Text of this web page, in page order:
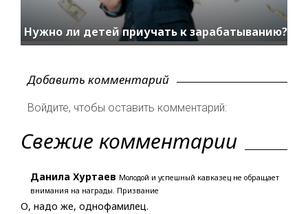
Нужно ли детей приучать к зарабатыванию?
Добавить комментарий
Войдите, чтобы оставить комментарий:
Свежие комментарии
Данила Хуртаев Молодой и успешный кавказец не обращает
внимания на награды. Призвание
О, надо же, однофамилец.